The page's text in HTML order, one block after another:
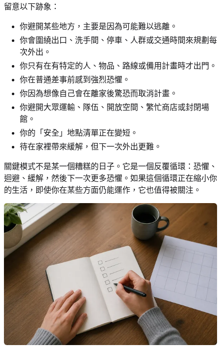
留意以下跡象：
你避開某些地方，主要是因為可能難以逃離。
你會圍繞出口、洗手間、停車、人群或交通時間來規劃每
次外出。
你只有在有特定的人、物品、路線或備用計畫時才出門。
你在普通差事前感到強烈恐懼。
你因為想像自己會在離家後驚恐而取消計畫。
你避開大眾運輸、隊伍、開放空間、繁忙商店或封閉場
館。
你的「安全」地點清單正在變短。
待在家裡帶來緩解，但下一次外出更難。
關鍵模式不是某一個糟糕的日子。它是一個反覆循環：恐懼、
迴避、緩解，然後下一次更多恐懼。如果這個循環正在縮小你
的生活，即使你在某些方面仍能運作，它也值得被關注。